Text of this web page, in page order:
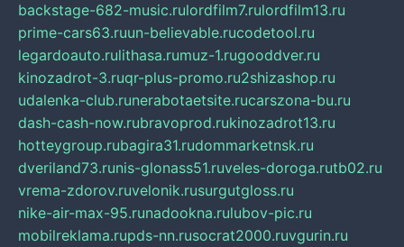
backstage-682-music.rulordfilm7.rulordfilm13.ru
prime-cars63.ruun-believable.rucodetool.ru
legardoauto.rulithasa.rumuz-1.rugooddver.ru
kinozadrot-3.ruqr-plus-promo.ru2shizashop.ru
udalenka-club.runerabotaetsite.rucarszona-bu.ru
dash-cash-now.rubravoprod.rukinozadrot13.ru
hotteygroup.rubagira31.rudommarketnsk.ru
dveriland73.runis-glonass51.ruveles-doroga.rutb02.ru
vrema-zdorov.ruvelonik.rusurgutgloss.ru
nike-air-max-95.runadookna.rulubov-pic.ru
mobilreklama.rupds-nn.rusocrat2000.ruvgurin.ru